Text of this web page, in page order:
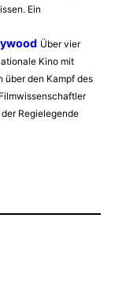
Ein
Über vier
Kino mit
über den Kampf des
Regielegende